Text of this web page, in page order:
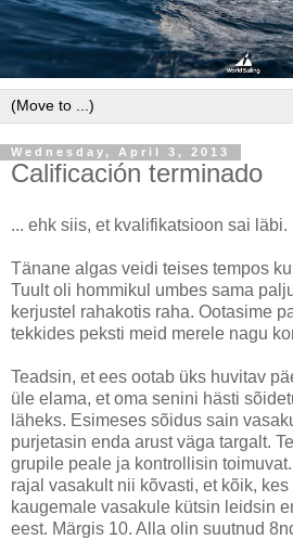
Wednesday, April 3, 2013
Calificación terminado
... ehk siis, et kvalifikatsioon sai läbi.
Tänane algas veidi teises tempos
Tuult oli hommikul umbes sama
kerjustel rahakotis raha. Ootasime
tekkides peksti meid merele nagu
Teadsin, et ees ootab üks huvitav
üle elama, et oma senini hästi
läheks. Esimeses sõidus sain
purjetasin enda arust väga targalt.
grupile peale ja kontrollisin
rajal vasakult nii kõvasti, et kõik,
kaugemale vasakule kütsin leidsin
eest. Märgis 10. Alla olin suutnud